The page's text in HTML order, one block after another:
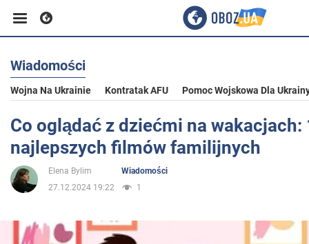
Biznes
Sport
Rozrywka
Wiadomości
Wojna Na Ukrainie Kontratak AFU Pomoc Wojskowa Dla
Co oglądać z dziećmi na wakacjach:
najlepszych filmów familijnych
Elena Bylim
Wiadomości
27.12.2024 19:22
1